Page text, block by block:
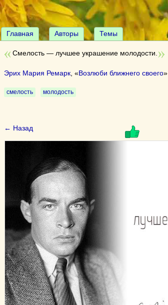
Главная Авторы Темы
Смелость — лучшее украшение молодости.
Эрих Мария Ремарк , «Возлюби ближнего своего»
смелость молодость
← Назад